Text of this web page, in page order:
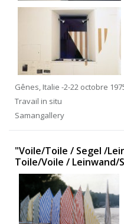
Gênes, Italie -2-22 octobre
Travail in situ
Samangallery
"Voile/Toile / Segel /
Toile/Voile / Leinwand/